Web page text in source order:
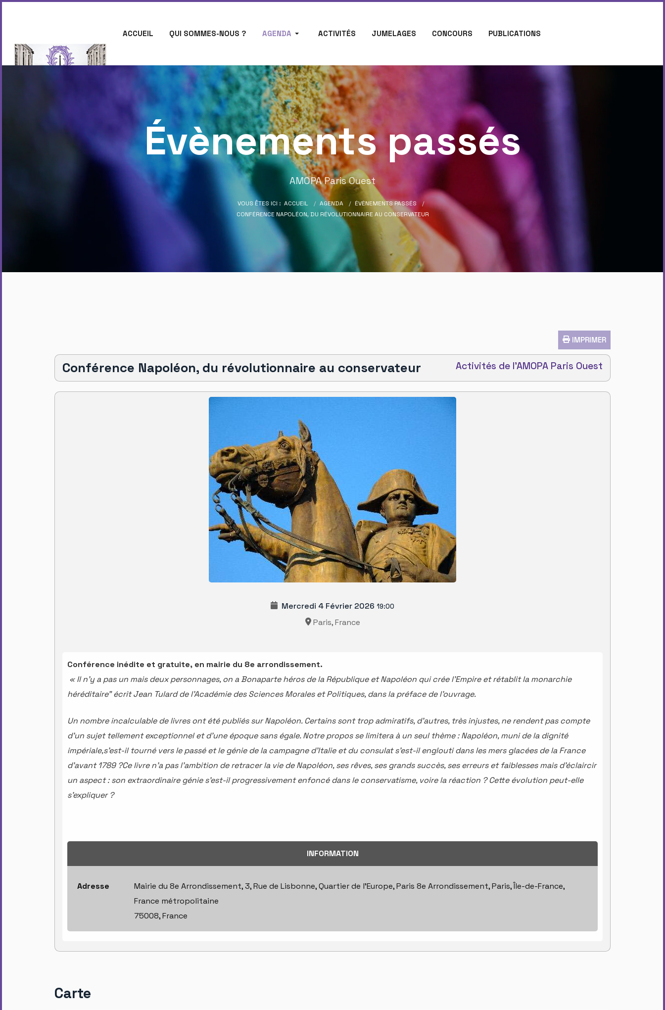
ACCUEIL QUI SOMMES-NOUS ? AGENDA ACTIVITÉS JUMELAGES CONCOURS PUBLICATIONS
Évènements passés
AMOPA Paris Ouest
VOUS ÊTES ICI : ACCUEIL AGENDA
ÉVÈNEMENTS PASSÉS
CONFÉRENCE NAPOLÉON, DU RÉVOLUTIONNAIRE AU CONSERVATEUR
IMPRIMER
Conférence Napoléon, du révolutionnaire au conservateur Activités de l'AMOPA Paris Ouest
Mercredi 4 Février 2026 19:00
Paris, France
Conférence inédite et gratuite, en mairie du 8e arrondissement.
« Il n'y a pas un mais deux personnages, on a Bonaparte héros de la République et Napoléon qui crée l'Empire et rétablit la monarchie
héréditaire" écrit Jean Tulard de l'Académie des Sciences Morales et Politiques, dans la préface de l'ouvrage.
Un nombre incalculable de livres ont été publiés sur Napoléon. Certains sont trop admiratifs, d'autres, très injustes, ne rendent pas compte
d'un sujet tellement exceptionnel et d'une époque sans égale. Notre propos se limitera à un seul thème : Napoléon, muni de la dignité
impériale,s'est-il tourné vers le passé et le génie de la campagne d'Italie et du consulat s'est-il englouti dans les mers glacées de la France
d'avant 1789 ?Ce livre n'a pas l'ambition de retracer la vie de Napoléon, ses rêves, ses grands succès, ses erreurs et faiblesses mais d'éclaircir
un aspect : son extraordinaire génie s'est-il progressivement enfoncé dans le conservatisme, voire la réaction ? Cette évolution peut-elle
s'expliquer ?
INFORMATION
Adresse
Mairie du 8e Arrondissement, 3, Rue de Lisbonne, Quartier de l'Europe, Paris 8e Arrondissement, Paris, Île-de-France,
France métropolitaine
75008, France
Carte